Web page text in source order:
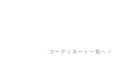
コーディネート一覧へ